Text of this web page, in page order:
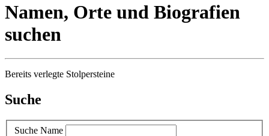
Namen, Orte und Biografien
suchen
Bereits verlegte Stolpersteine
Suche
Suche Name